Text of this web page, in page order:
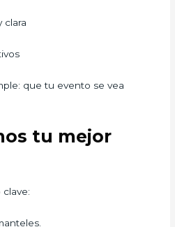
clara
que tu evento se vea
tu mejor